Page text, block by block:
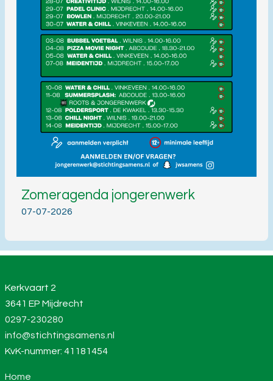
Zomeragenda jongerenwerk
07-07-2026
Kerkvaart 2
3641 EP Mijdrecht
0297-230280
info@stichtingsamens.nl
KvK-nummer: 41181454
Home